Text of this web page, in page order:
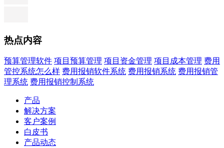
热点内容
预算管理软件 项目预算管理 项目资金管理 项目成本管理 费用
管控系统怎么样 费用报销软件系统 费用报销系统 费用报销管
理系统 费用报销控制系统
产品
解决方案
客户案例
白皮书
产品动态